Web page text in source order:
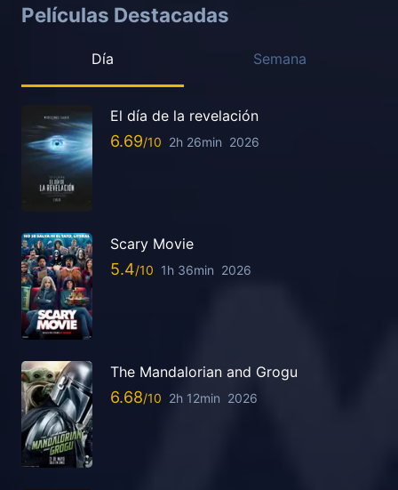
Películas Destacadas
Día Semana
El día de la revelación
6.69 2h 26min 2026
Scary Movie
5.4 1h 36min 2026
The Mandalorian and Grogu
6.68 2h 12min 2026